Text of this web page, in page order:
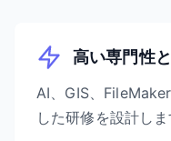
高い専門性
AI、GIS、
した研修を設計しま